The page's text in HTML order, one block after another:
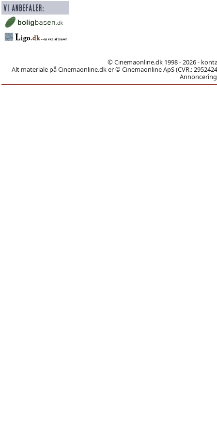
© Cinemaonline.dk 1998 - 2026 -
Alt materiale på Cinemaonline.dk er © Cinemaonline ApS (CVR.: